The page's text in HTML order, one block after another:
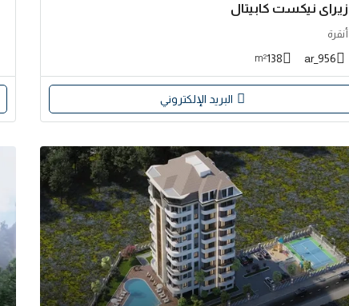
زيراي نيكست كابيتال
أنقرة
956_ar
138
m²
البريد الإلكتروني